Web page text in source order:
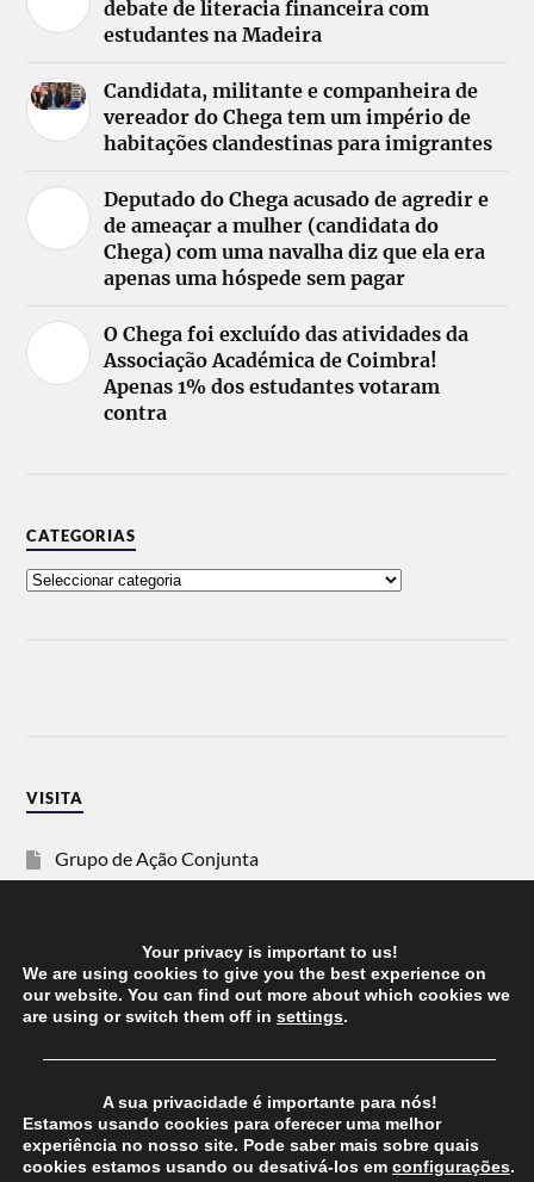
debate de literacia financeira com
estudantes na Madeira
Candidata, militante e companheira de
vereador do Chega tem um império de
habitações clandestinas para imigrantes
Deputado do Chega acusado de agredir e
de ameaçar a mulher (candidata do
Chega) com uma navalha diz que ela era
apenas uma hóspede sem pagar
O Chega foi excluído das atividades da
Associação Académica de Coimbra!
Apenas 1% dos estudantes votaram
contra
CATEGORIAS
VISITA
Grupo de Ação Conjunta
Vida Justa
dezanove
Your privacy is important to us!
We are using cookies to give you the best experience on
our website. You can find out more about which cookies we
are using or switch them off in settings.
──────────────────────────────────────
A sua privacidade é importante para nós!
Estamos usando cookies para oferecer uma melhor
experiência no nosso site. Pode saber mais sobre quais
cookies estamos usando ou desativá-los em configurações.